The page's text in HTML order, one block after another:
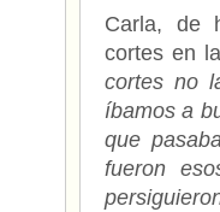
Carla, de
cortes en
cortes no
íbamos a
que
fueron